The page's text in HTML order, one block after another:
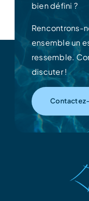
bien défini ?
Rencontrons-
ensemble un
ressemble.
discuter !